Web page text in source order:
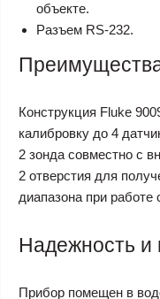
объекте.
Разъем RS-232.
Конструкция Fluke
калибровку до 4
2 зонда совместно с
2 отверстия для
диапазона при работе
Надежность и
Прибор помещен в